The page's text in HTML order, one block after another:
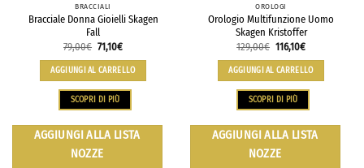
BRACCIALI
Bracciale Donna Gioielli Skagen
Fall
79,00€ 71,10€
AGGIUNGI AL CARRELLO
SCOPRI DI PIÙ
AGGIUNGI ALLA LISTA
NOZZE
OROLOGI
Orologio Multifunzione Uomo
Skagen Kristoffer
129,00€ 116,10€
AGGIUNGI AL CARRELLO
SCOPRI DI PIÙ
AGGIUNGI ALLA LISTA
NOZZE